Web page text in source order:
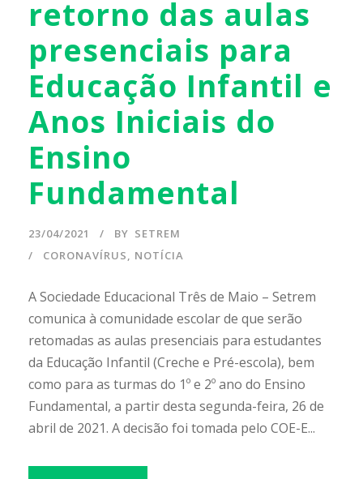
retorno das aulas
presenciais para
Educação Infantil e
Anos Iniciais do
Ensino
Fundamental
23/04/2021 BY SETREM
CORONAVÍRUS, NOTÍCIA
A Sociedade Educacional Três de Maio – Setrem
comunica à comunidade escolar de que serão
retomadas as aulas presenciais para estudantes
da Educação Infantil (Creche e Pré-escola), bem
como para as turmas do 1º e 2º ano do Ensino
Fundamental, a partir desta segunda-feira, 26 de
abril de 2021. A decisão foi tomada pelo COE-E...